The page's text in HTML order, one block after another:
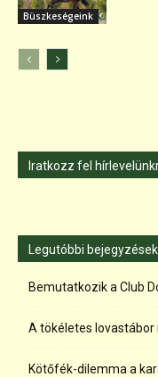
Büszkeségeink
Iratkozz fel
Legutóbbi bejegyzések
Bemutatkozik a Club
A tökéletes lovastábor
Kötőfék-dilemma a